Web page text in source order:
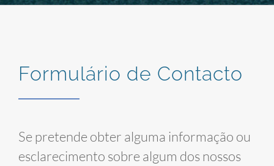
Formulário de Contacto
Se pretende obter alguma informação ou
esclarecimento sobre algum dos nossos